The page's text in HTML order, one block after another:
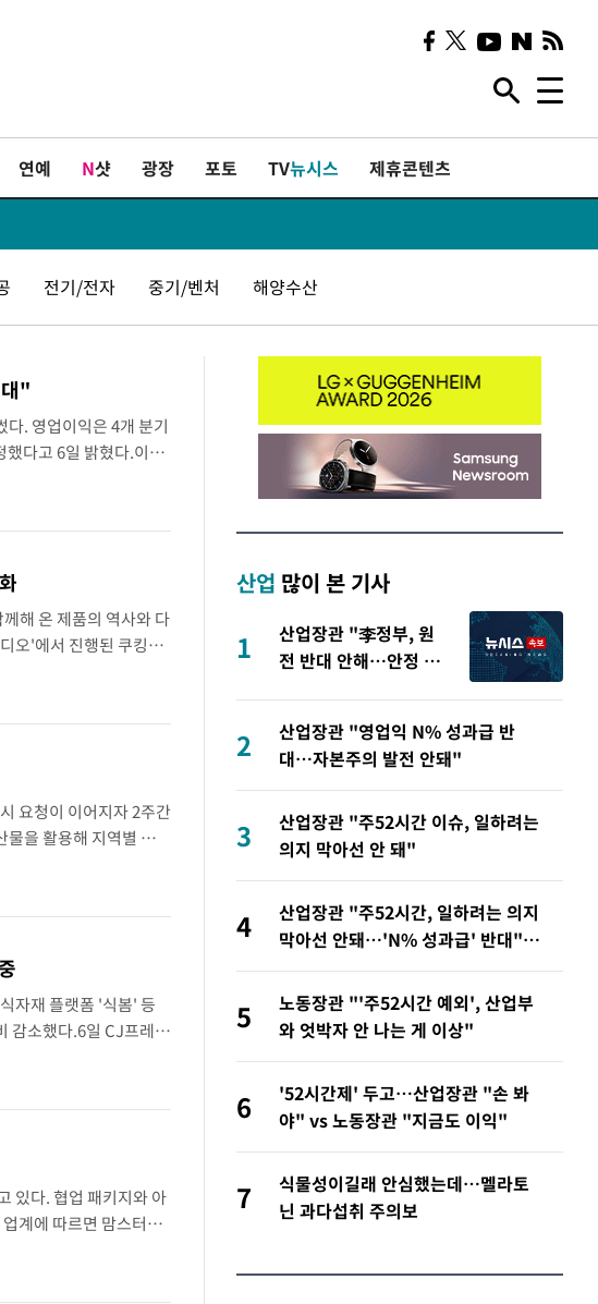
연예 N샷 광장 포토 TV뉴시스 제휴콘텐츠
전기/전자 중기/벤처 해양수산
"
. 영업이익은 4개 분기
했다고 6일 밝혔다.이날
다. 이는 전년 동기 대
해 온 제품의 역사와 다
오'에서 진행된 쿠킹클
그치는 것이 아니라
요청이 이어지자 2주간
을 활용해 지역별 메뉴
으로 재해석해 진하게
자재 플랫폼 '식봄' 등
감소했다.6일 CJ프레시
익은 235억원으로 전
있다. 협업 패키지와 아
계에 따르면 맘스터치
협업 메뉴를 내놓았다.
산업 많이 본 기사
1
산업장관 "李정부, 원
전 반대 안해…안정 전
2
산업장관 "영업익 N% 성과급 반
대…자본주의 발전 안돼"
3
산업장관 "주52시간 이슈, 일하려는
의지 막아선 안 돼"
4
산업장관 "주52시간, 일하려는 의지
막아선 안돼…'N% 성과급' 반대"
(종합)
5
노동장관 "'주52시간 예외', 산업부
와 엇박자 안 나는 게 이상"
6
'52시간제' 두고…산업장관 "손 봐
야" vs 노동장관 "지금도 이익"
7
식물성이길래 안심했는데…멜라토
닌 과다섭취 주의보